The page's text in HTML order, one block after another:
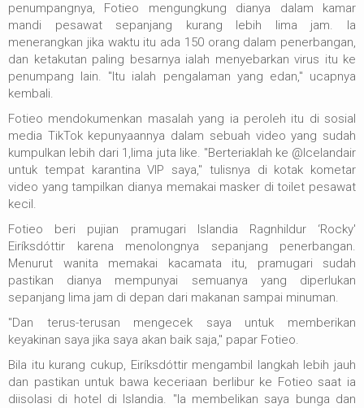
penumpangnya, Fotieo mengungkung dianya dalam kamar
mandi pesawat sepanjang kurang lebih lima jam. Ia
menerangkan jika waktu itu ada 150 orang dalam penerbangan,
dan ketakutan paling besarnya ialah menyebarkan virus itu ke
penumpang lain. "Itu ialah pengalaman yang edan," ucapnya
kembali.
Fotieo mendokumenkan masalah yang ia peroleh itu di sosial
media TikTok kepunyaannya dalam sebuah video yang sudah
kumpulkan lebih dari 1,lima juta like. "Berteriaklah ke @Icelandair
untuk tempat karantina VIP saya," tulisnya di kotak kometar
video yang tampilkan dianya memakai masker di toilet pesawat
kecil.
Fotieo beri pujian pramugari Islandia Ragnhildur ‘Rocky'
Eiríksdóttir karena menolongnya sepanjang penerbangan.
Menurut wanita memakai kacamata itu, pramugari sudah
pastikan dianya mempunyai semuanya yang diperlukan
sepanjang lima jam di depan dari makanan sampai minuman.
"Dan terus-terusan mengecek saya untuk memberikan
keyakinan saya jika saya akan baik saja," papar Fotieo.
Bila itu kurang cukup, Eiríksdóttir mengambil langkah lebih jauh
dan pastikan untuk bawa keceriaan berlibur ke Fotieo saat ia
diisolasi di hotel di Islandia. "Ia membelikan saya bunga dan